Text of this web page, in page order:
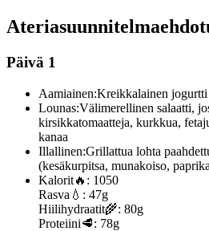
Päivä 1
Aamiainen:Kreikkalainen jogurtti
Lounas:Välimerellinen salaatti,
kirsikkatomaatteja, kurkkua,
kanaa
Illallinen:Grillattua lohta
(kesäkurpitsa, munakoiso,
Kalorit🔥: 1050
Rasva 💧: 47g
Hiilihydraatit🌾: 80g
Proteiini🥩: 78g